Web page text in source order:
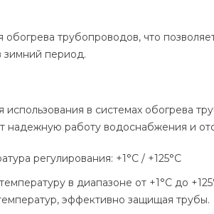
трубопроводов, что
зимний период.
использования в системах обогрева
надежную работу водоснабжения и
регулирования: +1°C / +125°C
в диапазоне от +1°C до
эффективно защищая трубы.